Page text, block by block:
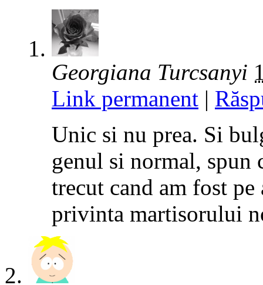
Georgiana Turcsanyi
Link permanent |
Unic si nu prea. Si
genul si normal,
trecut cand am fost
privinta martisorului